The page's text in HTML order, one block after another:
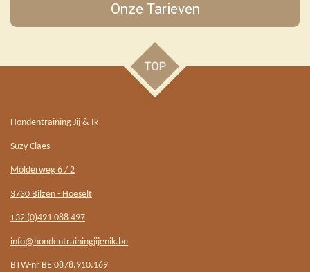
Onze Tarieven
TOP
Hondentraining Jij & Ik
Suzy Claes
Molderweg 6 / 2
3730 Bilzen - Hoeselt
+32 (0)491 088 497
info@hondentrainingjijenik.be
BTW-nr BE 0878.910.169